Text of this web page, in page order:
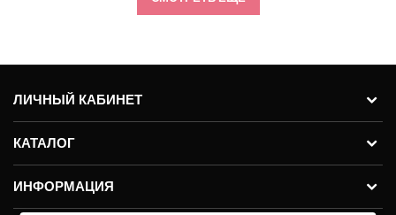
ЛИЧНЫЙ КАБИНЕТ
КАТАЛОГ
ИНФОРМАЦИЯ